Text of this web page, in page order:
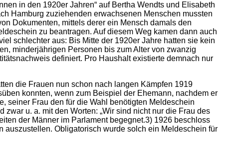
in den 1920er Jahren“ auf Bertha Wendts und Elisabeth
Hamburg zuziehenden erwachsenen Menschen mussten
Dokumenten, mittels derer ein Mensch damals den
zu beantragen. Auf diesem Weg kamen dann auch
schlechter aus: Bis Mitte der 1920er Jahre hatten sie kein
minderjährigen Personen bis zum Alter von zwanzig
definiert. Pro Haushalt existierte demnach nur
die Frauen nun schon nach langen Kämpfen 1919
konnten, wenn zum Beispiel der Ehemann, nachdem er
seiner Frau den für die Wahl benötigten Meldeschein
u. a. mit den Worten: „Wir sind nicht nur die Frau des
der Männer im Parlament begegnet.3) 1926 beschloss
Obligatorisch wurde solch ein Meldeschein für